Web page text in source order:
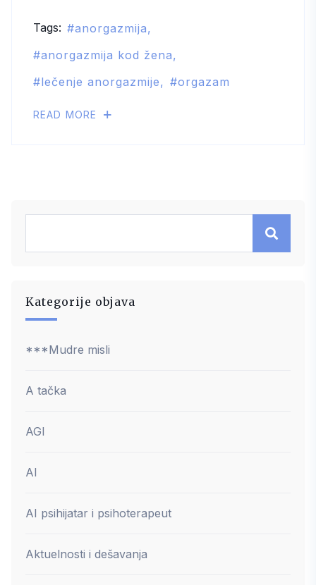
Tags:
anorgazmija
anorgazmija kod žena
lečenje anorgazmije
orgazam
READ MORE
Kategorije objava
***Mudre misli
A tačka
AGI
AI
AI psihijatar i psihoterapeut
Aktuelnosti i dešavanja